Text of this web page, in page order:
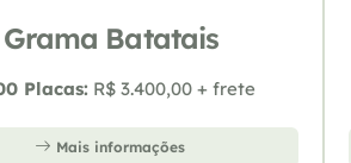
Grama Batatais
Placas: R$ 3.400,00 + frete
Mais informações